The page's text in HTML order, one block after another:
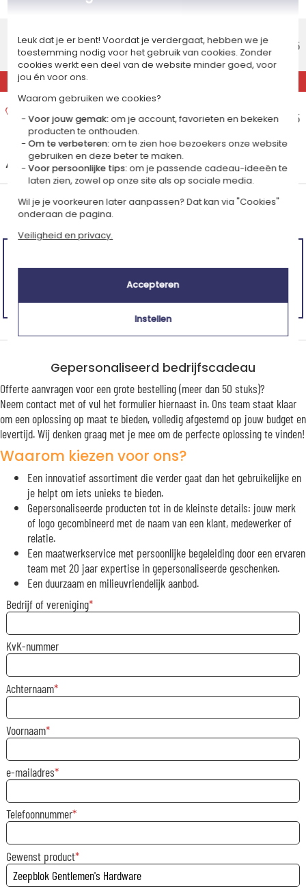
Gemiddelde klantenwaardering:
omdat ze wat zwaar zijn
Vertaald van de Franse site -Originele taal
Maandag 17 augustus 2026
Geschatte afleverdatum
Woensdag 12 augustus 2026
€ 8,95
Express thuisbezorging
Geschatte afleverdatum
Dinsdag 11 augustus 2026
€ 14,95
Andere landen +
Gepersonaliseerd bedrijfscadeau
Offerte aanvragen voor een grote bestelling (meer dan 50 stuks)?
Neem contact met of vul het formulier hiernaast in. Ons team staat klaar
om een oplossing op maat te bieden, volledig afgestemd op jouw budget en
levertijd. Wij denken graag met je mee om de perfecte oplossing te vinden!
Waarom kiezen voor ons?
Een innovatief assortiment die verder gaat dan het gebruikelijke en
je helpt om iets unieks te bieden.
Gepersonaliseerde producten tot in de kleinste details: jouw merk
of logo gecombineerd met de naam van een klant, medewerker of
relatie.
Een maatwerkservice met persoonlijke begeleiding door een ervaren
team met 20 jaar expertise in gepersonaliseerde geschenken.
Een duurzaam en milieuvriendelijk aanbod.
Bedrijf of vereniging
KvK-nummer
Achternaam
Voornaam
e-mailadres
Telefoonnummer
Gewenst product
Leuk dat je er bent! Voordat je verdergaat, hebben we je
toestemming nodig voor het gebruik van cookies. Zonder
cookies werkt een deel van de website minder goed, voor
jou én voor ons.
Waarom gebruiken we cookies?
Voor jouw gemak:om je account, favorieten en bekeken
producten te onthouden.
Om te verbeteren:om te zien hoe bezoekers onze website
gebruiken en deze beter te maken.
Voor persoonlijke tips:om je passende cadeau-ideeën te
laten zien, zowel op onze site als op sociale media.
Wil je je voorkeuren later aanpassen? Dat kan via "Cookies"
onderaan de pagina.
Veiligheid en privacy.
Accepteren
Instellen